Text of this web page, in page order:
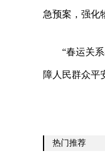
急预案，强化
“春运关
障人民群众平
热门推荐